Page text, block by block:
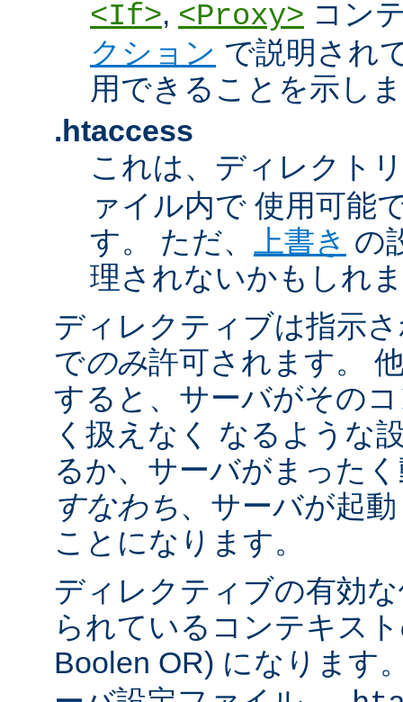
<If>, <Proxy> コン
クション で説明され
用できることを示し
.htaccess
これは、ディレクトリ
ァイル内で 使用可能
す。 ただ、
上書き の
理されないかもしれ
ディレクティブは指示
でのみ許可されます。
すると、サーバがその
く扱えなく なるような
るか、サーバがまった
すなわち、サーバが起
ことになります。
ディレクティブの有効
られているコンテキス
Boolen OR) になります